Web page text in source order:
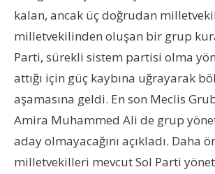
kalan, ancak üç doğrudan
milletvekilinden oluşan bir grup
Parti, sürekli sistem partisi olma
attığı için güç kaybına uğrayarak
aşamasına geldi. En son Meclis
Amira Muhammed Ali de grup
aday olmayacağını açıkladı. Daha
milletvekilleri mevcut Sol Parti